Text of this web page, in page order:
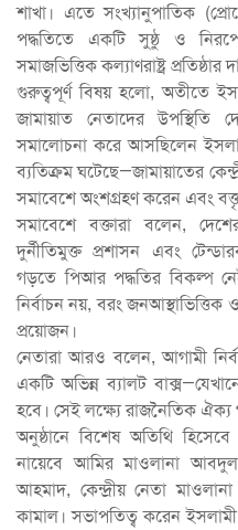
শাখা। এতে সংখ্যানুপাতিক
পদ্ধতিতে একটি সুষ্ঠু ও
সমাজভিত্তিক কল্যাণরাষ্ট্র
গুরুত্বপূর্ণ বিষয় হলো, অতীতে
জামায়াত নেতাদের উপস্থিতি
সমালোচনা করে আসছিলেন
ব্যতিক্রম ঘটেছে—জামায়াতের
সমাবেশে অংশগ্রহণ করেন এবং
সমাবেশে বক্তারা বলেন,
দুর্নীতিমুক্ত প্রশাসন এবং
গড়তে পিআর পদ্ধতির বিকল্প
নির্বাচন নয়, বরং জনআস্থাভিত্তিক
প্রয়োজন।
নেতারা আরও বলেন, আগামী
একটি অভিন্ন ব্যালট
হবে। সেই লক্ষ্যে রাজনৈতিক ঐক্য
অনুষ্ঠানে বিশেষ অতিথি
নায়েবে আমির মাওলানা
আহমাদ, কেন্দ্রীয় নেতা
কামাল। সভাপতিত্ব করেন